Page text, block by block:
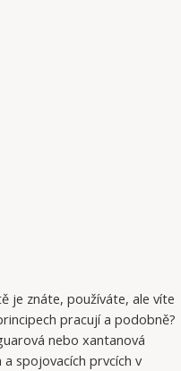
je znáte, používáte, ale víte
pracují a podobně?
nebo xantanová
spojovacích prvcích v